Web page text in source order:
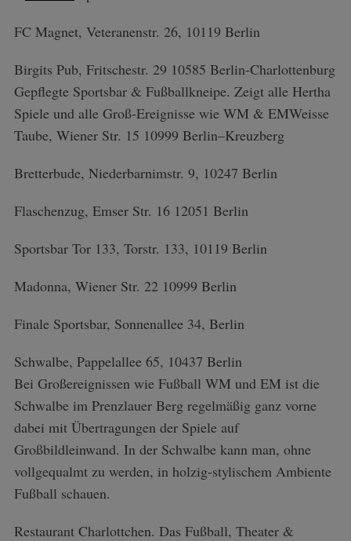
FC Magnet, Veteranenstr. 26, 10119 Berlin
Birgits Pub, Fritschestr. 29 10585 Berlin-Charlottenburg
Gepflegte Sportsbar & Fußballkneipe. Zeigt alle Hertha
Spiele und alle Groß-Ereignisse wie WM & EMWeisse
Taube, Wiener Str. 15 10999 Berlin–Kreuzberg
Bretterbude, Niederbarnimstr. 9, 10247 Berlin
Flaschenzug, Emser Str. 16 12051 Berlin
Sportsbar Tor 133, Torstr. 133, 10119 Berlin
Madonna, Wiener Str. 22 10999 Berlin
Finale Sportsbar, Sonnenallee 34, Berlin
Schwalbe, Pappelallee 65, 10437 Berlin
Bei Großereignissen wie Fußball WM und EM ist die
Schwalbe im Prenzlauer Berg regelmäßig ganz vorne
dabei mit Übertragungen der Spiele auf
Großbildleinwand. In der Schwalbe kann man, ohne
vollgequalmt zu werden, in holzig-stylischem Ambiente
Fußball schauen.
Restaurant Charlottchen. Das Fußball, Theater &